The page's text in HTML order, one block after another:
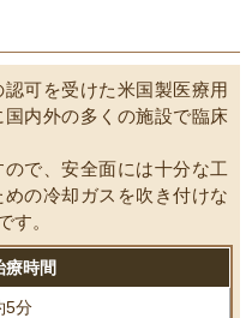
可を受けた米国製医療用
内外の多くの施設で臨床
で、安全面には十分な工
の冷却ガスを吹き付けな
す。
療時間
5分